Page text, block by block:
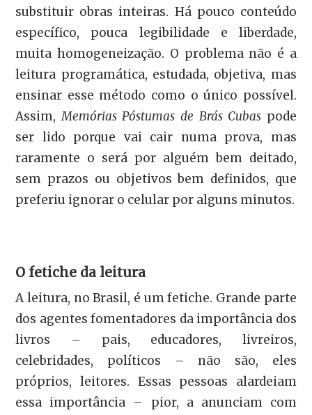
substituir obras inteiras. Há pouco conteúdo
específico, pouca legibilidade e liberdade,
muita homogeneização. O problema não é a
leitura programática, estudada, objetiva, mas
ensinar esse método como o único possível.
Assim,Memórias Póstumas de Brás Cubas pode
ser lido porque vai cair numa prova, mas
raramente o será por alguém bem deitado,
sem prazos ou objetivos bem definidos, que
preferiu ignorar o celular por alguns minutos.
O fetiche da leitura
A leitura, no Brasil, é um fetiche. Grande parte
dos agentes fomentadores da importância dos
livros – pais, educadores, livreiros,
celebridades, políticos – não são, eles
próprios, leitores. Essas pessoas alardeiam
essa importância – pior, a anunciam com